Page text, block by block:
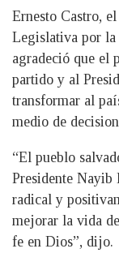
Ernesto Castro,
Legislativa por la
agradeció que el
partido y al
transformar al
medio de
“El pueblo
Presidente
radical y
mejorar la vida
fe en Dios”, dijo.